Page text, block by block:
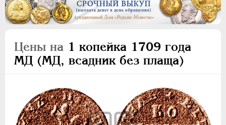
Цены на 1 копейка 1709 года
МД (МД, всадник без плаща)
ПEТР I 1699 - 1725
Серебро
Медь
1 копейка
Денга
Полушка